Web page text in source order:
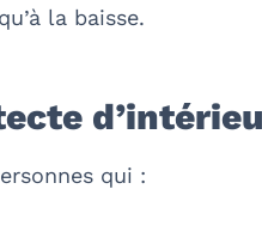
la baisse.
qui :